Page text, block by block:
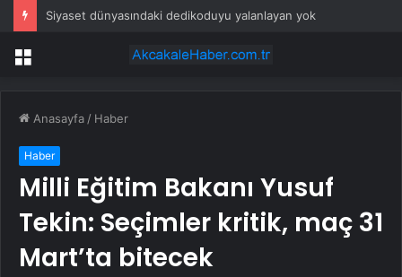
Siyaset dünyasındaki dedikoduyu yalanlayan yok
Menü
Anasayfa / Haber
Haber
Milli Eğitim Bakanı Yusuf
Tekin: Seçimler kritik, maç 31
Mart’ta bitecek